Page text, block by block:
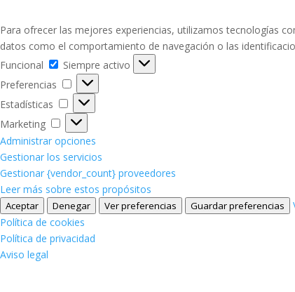
Para ofrecer las mejores experiencias, utilizamos tecnologías
datos como el comportamiento de navegación o las
Funcional
Funcional
Siempre activo
Preferencias
Preferencias
Estadísticas
Estadísticas
Marketing
Marketing
Administrar opciones
Gestionar los servicios
Gestionar {vendor_count} proveedores
Leer más sobre estos propósitos
Aceptar Denegar Ver preferencias Guardar preferencias
Política de cookies
Política de privacidad
Aviso legal